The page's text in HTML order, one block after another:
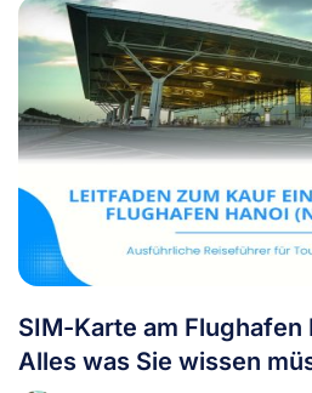
SIM-Karte am Flughafen
Alles was Sie wissen